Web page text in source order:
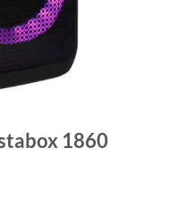
1860